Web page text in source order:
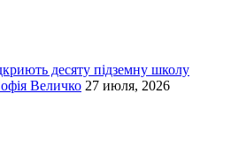
десяту підземну школу
Величко 27 июля, 2026